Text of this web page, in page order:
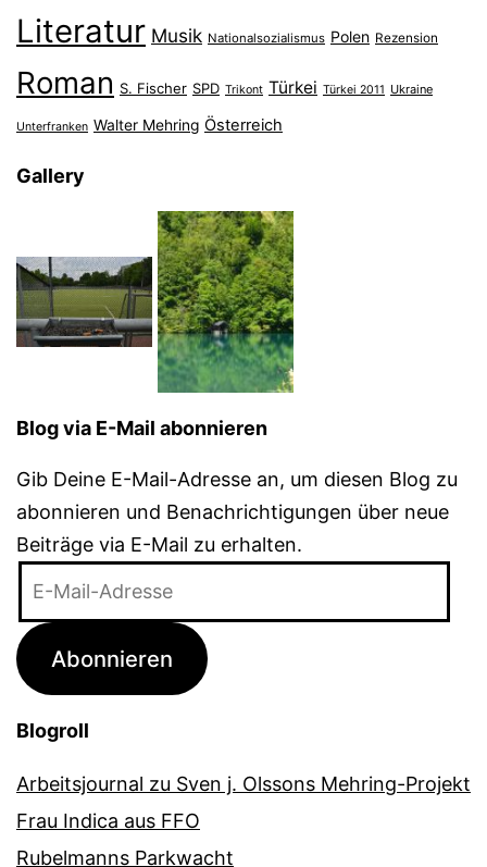
Literatur Musik Nationalsozialismus Polen Rezension
Roman S. Fischer SPD Trikont Türkei Türkei 2011 Ukraine
Unterfranken Walter Mehring Österreich
Gallery
Blog via E-Mail abonnieren
Gib Deine E-Mail-Adresse an, um diesen Blog zu
abonnieren und Benachrichtigungen über neue
Beiträge via E-Mail zu erhalten.
Adresse
Abonnieren
Blogroll
Arbeitsjournal zu Sven j. Olssons Mehring-Projekt
Frau Indica aus FFO
Rubelmanns Parkwacht